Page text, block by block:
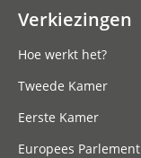
Verkiezingen
Hoe werkt het?
Tweede Kamer
Eerste Kamer
Europees Parlement